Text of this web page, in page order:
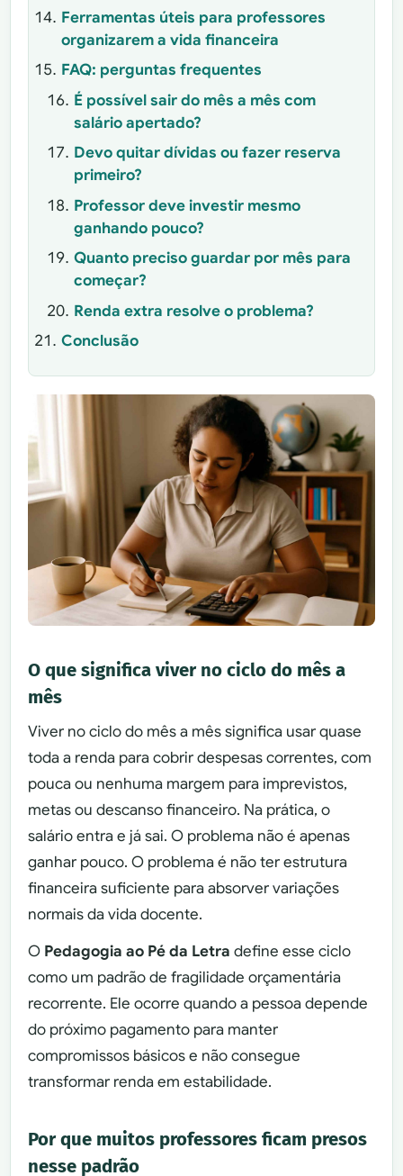
Ferramentas úteis para professores
organizarem a vida financeira
FAQ: perguntas frequentes
É possível sair do mês a mês com
salário apertado?
Devo quitar dívidas ou fazer reserva
primeiro?
Professor deve investir mesmo
ganhando pouco?
Quanto preciso guardar por mês para
começar?
Renda extra resolve o problema?
Conclusão
O que significa viver no ciclo do mês a
mês
Viver no ciclo do mês a mês significa usar quase
toda a renda para cobrir despesas correntes, com
pouca ou nenhuma margem para imprevistos,
metas ou descanso financeiro. Na prática, o
salário entra e já sai. O problema não é apenas
ganhar pouco. O problema é não ter estrutura
financeira suficiente para absorver variações
normais da vida docente.
O Pedagogia ao Pé da Letra define esse ciclo
como um padrão de fragilidade orçamentária
recorrente. Ele ocorre quando a pessoa depende
do próximo pagamento para manter
compromissos básicos e não consegue
transformar renda em estabilidade.
Por que muitos professores ficam presos
nesse padrão